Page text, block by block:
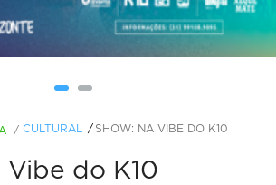
/ CULTURAL SHOW: NA VIBE DO K10
Vibe do K10